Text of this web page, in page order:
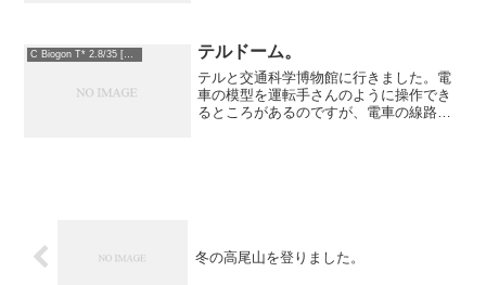
しいカメラは...
テルドーム。
テルと交通科学博物館に行きました。電
車の模型を運転手さんのように操作でき
るところがあるのですが、電車の線路の
冬の高尾山を登りました。